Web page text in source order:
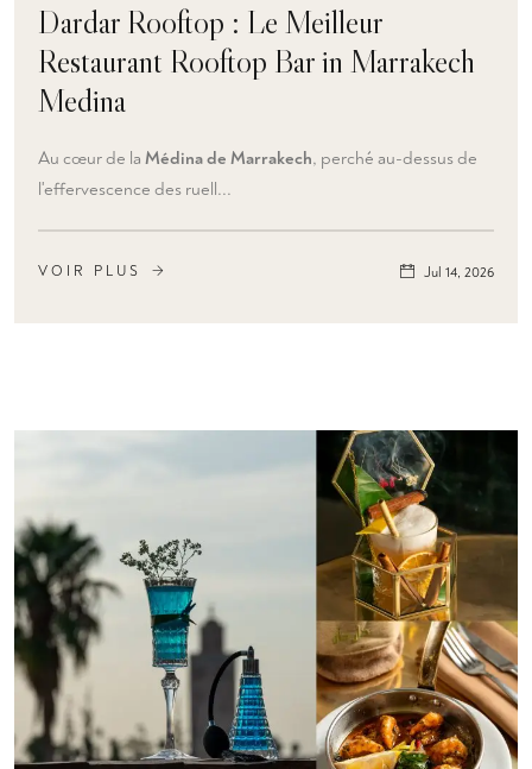
Dardar Rooftop : Le Meilleur
Restaurant Rooftop Bar in Marrakech
Medina
Au cœur de la Médina de Marrakech, perché au-dessus de
l'effervescence des ruell...
VOIR PLUS Jul 14, 2026